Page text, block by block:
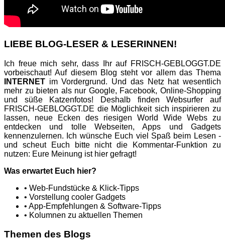
LIEBE BLOG-LESER & LESERINNEN!
Ich freue mich sehr, dass Ihr auf FRISCH-GEBLOGGT.DE
vorbeischaut! Auf diesem Blog steht vor allem das Thema
INTERNET im Vordergrund. Und das Netz hat wesentlich
mehr zu bieten als nur Google, Facebook, Online-Shopping
und süße Katzenfotos! Deshalb finden Websurfer auf
FRISCH-GEBLOGGT.DE die Möglichkeit sich inspirieren zu
lassen, neue Ecken des riesigen World Wide Webs zu
entdecken und tolle Webseiten, Apps und Gadgets
kennenzulernen. Ich wünsche Euch viel Spaß beim Lesen -
und scheut Euch bitte nicht die Kommentar-Funktion zu
nutzen: Eure Meinung ist hier gefragt!
Was erwartet Euch hier?
• Web-Fundstücke & Klick-Tipps
• Vorstellung cooler Gadgets
• App-Empfehlungen & Software-Tipps
• Kolumnen zu aktuellen Themen
Themen des Blogs